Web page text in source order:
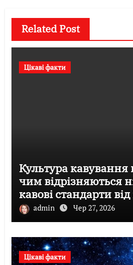
Related Post
Цікаві факти
Культура кавування
чим відрізняються
кавові стандарти
admin Чер 27, 2026
Цікаві факти